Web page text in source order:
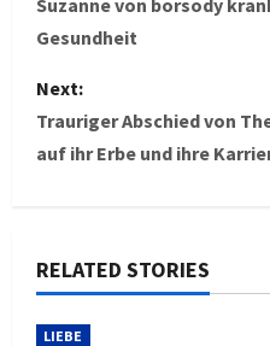
o
t
n
v
i
Suzanne von borsody
Gesundheit
Next:
Trauriger Abschied von
auf ihr Erbe und ihre
RELATED STORIES
LIEBE